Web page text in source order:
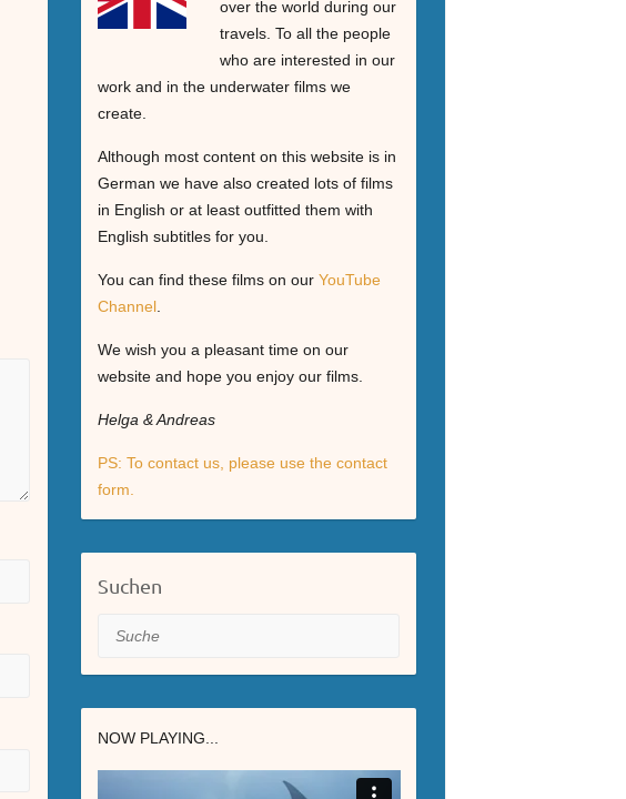
over the world during our
travels. To all the people
who are interested in our
work and in the underwater films we
create.
Although most content on this website is in
German we have also created lots of films
in English or at least outfitted them with
English subtitles for you.
You can find these films on our YouTube
Channel.
We wish you a pleasant time on our
website and hope you enjoy our films.
Helga & Andreas
PS: To contact us, please use the contact
form.
Suchen
Suche
NOW PLAYING...